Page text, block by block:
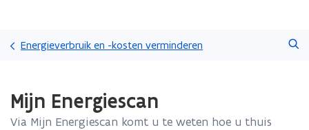
en
naar
Energieverbruik en -kosten verminderen
met
laden.Mijn Energiescan
Via Mijn Energiescan komt u te weten hoe u thuis